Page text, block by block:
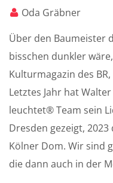
Oda Gräbner
Über den Baumeister
bisschen dunkler
Kulturmagazin des
Letztes Jahr hat
leuchtet® Team sein
Dresden gezeigt,
Kölner Dom. Wir sind
die dann auch in der